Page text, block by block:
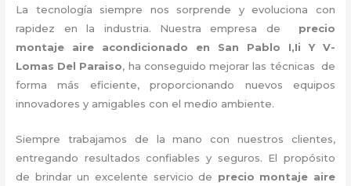
La tecnología siempre nos sorprende y evoluciona con
rapidez en la industria. Nuestra empresa de precio
montaje aire acondicionado
en San Pablo I,Ii Y V-
Lomas Del Paraiso, ha conseguido mejorar las técnicas de
forma más eficiente, proporcionando nuevos equipos
innovadores y amigables con el medio ambiente.
Siempre trabajamos de la mano con nuestros clientes,
entregando resultados confiables y seguros. El propósito
de brindar un excelente servicio de precio montaje aire